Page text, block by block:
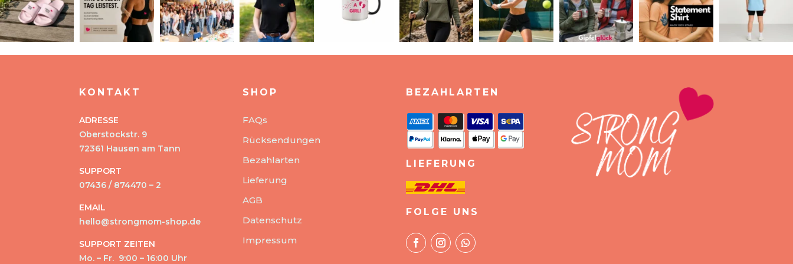
KONTAKT
ADRESSE
Oberstockstr. 9
72361 Hausen am Tann
SUPPORT
07436 / 874470 – 2
EMAIL
hello@strongmom-shop.de
SUPPORT ZEITEN
Mo. – Fr. 9:00 – 16:00 Uhr
SHOP
FAQs
Rücksendungen
Bezahlarten
Lieferung
AGB
Datenschutz
Impressum
BEZAHLARTEN
LIEFERUNG
FOLGE UNS